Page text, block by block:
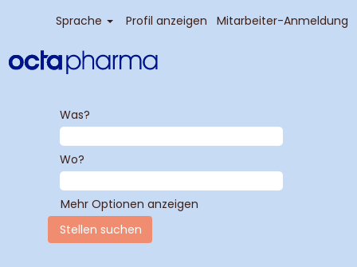
Sprache Profil anzeigen Mitarbeiter-Anmeldung
Was?
Wo?
Mehr Optionen anzeigen